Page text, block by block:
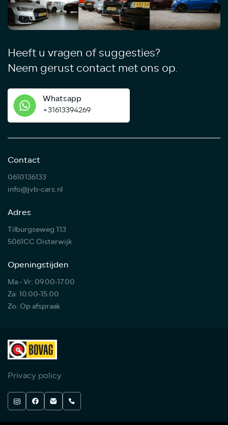
Heeft u vragen of suggesties?
Neem gerust contact met ons op.
Whatsapp
+31613394269
Contact
0610136133
info@jvb-cars.nl
Adres
Tilburgseweg 113
5061CC Oisterwijk
Openingstijden
Ma - Vr: 09.00-17.00
Za: 10.00-15.00
Zo: Op afspraak
Privacy policy